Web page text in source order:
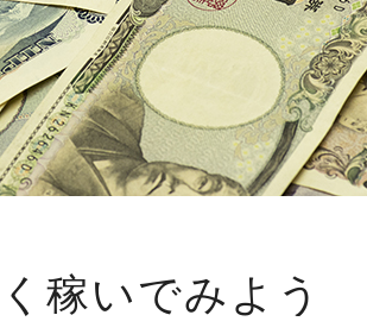
に
か
稼いでみよう